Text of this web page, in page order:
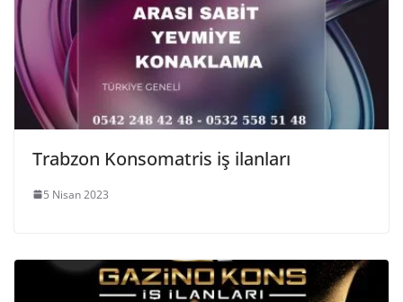
Trabzon Konsomatris iş ilanları
5 Nisan 2023